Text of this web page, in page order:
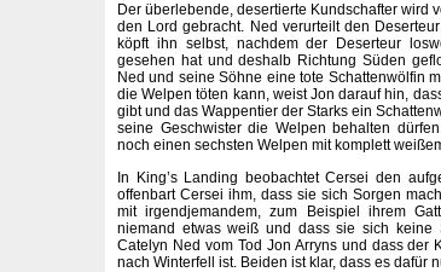
Der überlebende, desertierte Kundschafter wird
den Lord gebracht. Ned verurteilt den
köpft ihn selbst, nachdem der Deserteur
gesehen hat und deshalb Richtung Süden
Ned und seine Söhne eine tote Schattenwölfin
die Welpen töten kann, weist Jon darauf hin,
gibt und das Wappentier der Starks ein
seine Geschwister die Welpen behalten
noch einen sechsten Welpen mit komplett
In King’s Landing beobachtet Cersei den
offenbart Cersei ihm, dass sie sich Sorgen
mit irgendjemandem, zum Beispiel ihrem
niemand etwas weiß und dass sie sich keine
Catelyn Ned vom Tod Jon Arryns und dass der
nach Winterfell ist. Beiden ist klar, dass es dafür